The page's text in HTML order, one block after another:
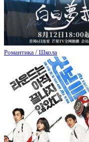
Романтика / Школа